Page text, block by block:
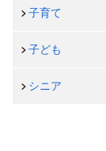
子育て
子ども
シニア